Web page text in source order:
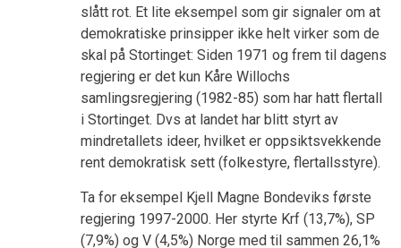
slått rot. Et lite eksempel som gir signaler om at
demokratiske prinsipper ikke helt virker som de
skal på Stortinget: Siden 1971 og frem til dagens
regjering er det kun Kåre Willochs
samlingsregjering (1982-85) som har hatt flertall
i Stortinget. Dvs at landet har blitt styrt av
mindretallets ideer, hvilket er oppsiktsvekkende
rent demokratisk sett (folkestyre, flertallsstyre).
Ta for eksempel Kjell Magne Bondeviks første
regjering 1997-2000. Her styrte Krf (13,7%), SP
(7,9%) og V (4,5%) Norge med til sammen 26,1%